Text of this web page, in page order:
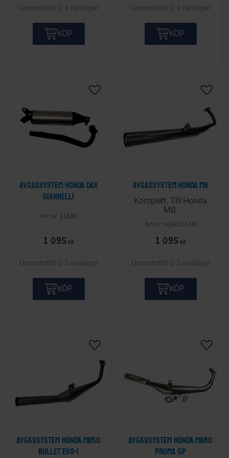
2-5 vardagar
KÖP
2-5 vardagar
KÖP
Avgassystem Honda Dax
Giannelli
11886
1 095 KR
Lägg till i önskelista
2-5 vardagar
KÖP
Avgassystem Honda MB
Komplett. Till Honda
MB.
HOA011-IM
1 095 KR
Lägg
2-5 vardagar
KÖP
Avgassystem Honda MB50
Bullet Evo-1
Lägg till i önskelista
Avgassystem Honda MB80
Proma GP
Lägg